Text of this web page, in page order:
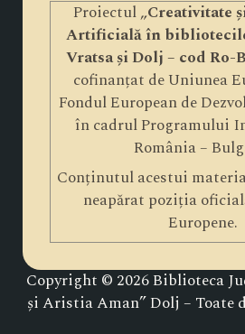
Proiectul „Creativitate
Artificială în
Vratsa și Dolj – cod Ro-
cofinanțat de Uniunea
Fondul European de
în cadrul Programului
România –
Conținutul acestui
neapărat poziția
Europene.
Copyright © 2026 Biblioteca
și Aristia Aman” Dolj – Toate